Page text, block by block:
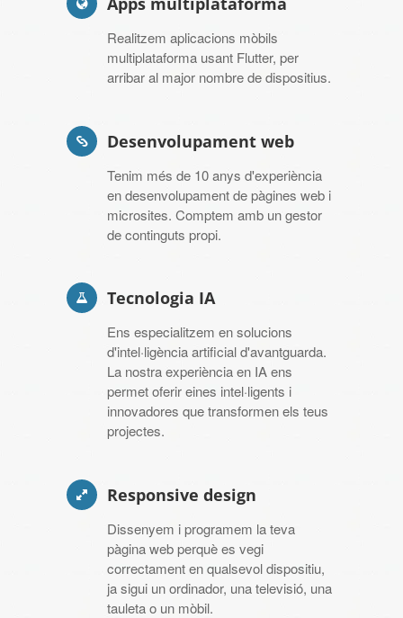
Realitzem aplicacions mòbils
multiplataforma usant Flutter, per
arribar al major nombre de dispositius.
Desenvolupament web
Tenim més de 10 anys d'experiència
en desenvolupament de pàgines web i
microsites. Comptem amb un gestor
de continguts propi.
Tecnologia IA
Ens especialitzem en solucions
d'intel·ligència artificial d'avantguarda.
La nostra experiència en IA ens
permet oferir eines intel·ligents i
innovadores que transformen els teus
projectes.
Responsive design
Dissenyem i programem la teva
pàgina web perquè es vegi
correctament en qualsevol dispositiu,
ja sigui un ordinador, una televisió, una
tauleta o un mòbil.